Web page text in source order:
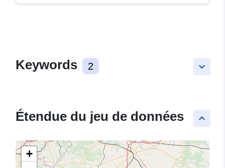
keyboard_arrow_down
Keywords 2
keyboard_arrow_up
Étendue du jeu de données
+